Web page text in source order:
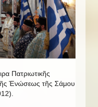
Πατριωτικῆς
Ἑνώσεως τῆς Σάμου